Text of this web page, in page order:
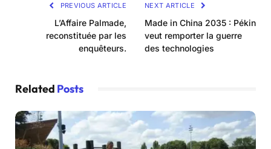
PREVIOUS ARTICLE
L’Affaire Palmade,
reconstituée par les
enquêteurs.
NEXT ARTICLE
Made in China 2035 : Pékin
veut remporter la guerre
des technologies
Related Posts